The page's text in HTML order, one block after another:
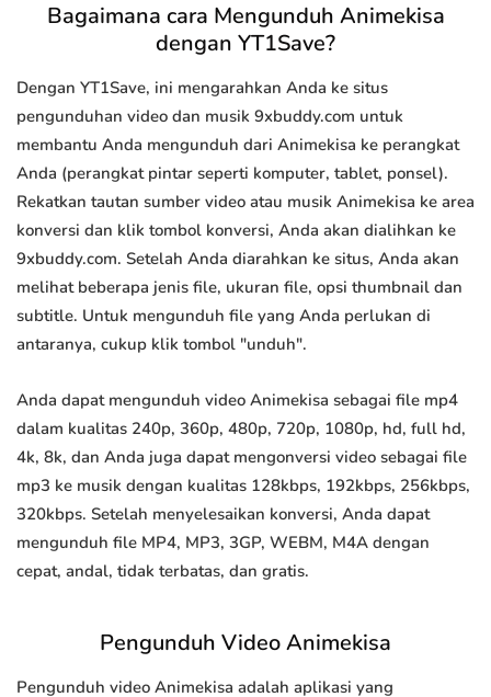
Bagaimana cara Mengunduh Animekisa
dengan YT1Save?
Dengan YT1Save, ini mengarahkan Anda ke situs
pengunduhan video dan musik 9xbuddy.com untuk
membantu Anda mengunduh dari Animekisa ke perangkat
Anda (perangkat pintar seperti komputer, tablet, ponsel).
Rekatkan tautan sumber video atau musik Animekisa ke area
konversi dan klik tombol konversi, Anda akan dialihkan ke
9xbuddy.com. Setelah Anda diarahkan ke situs, Anda akan
melihat beberapa jenis file, ukuran file, opsi thumbnail dan
subtitle. Untuk mengunduh file yang Anda perlukan di
antaranya, cukup klik tombol "unduh".
Anda dapat mengunduh video Animekisa sebagai file mp4
dalam kualitas 240p, 360p, 480p, 720p, 1080p, hd, full hd,
4k, 8k, dan Anda juga dapat mengonversi video sebagai file
mp3 ke musik dengan kualitas 128kbps, 192kbps, 256kbps,
320kbps. Setelah menyelesaikan konversi, Anda dapat
mengunduh file MP4, MP3, 3GP, WEBM, M4A dengan
cepat, andal, tidak terbatas, dan gratis.
Pengunduh Video Animekisa
Pengunduh video Animekisa adalah aplikasi yang